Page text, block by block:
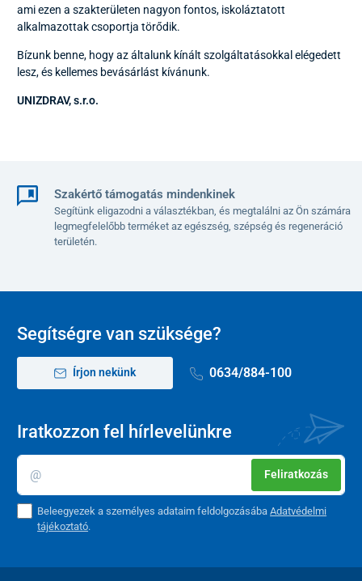
ami ezen a szakterületen nagyon fontos, iskoláztatott
alkalmazottak csoportja törődik.
Bízunk benne, hogy az általunk kínált szolgáltatásokkal elégedett
lesz, és kellemes bevásárlást kívánunk.
UNIZDRAV, s.r.o.
Szakértő támogatás mindenkinek
Segítünk eligazodni a választékban, és megtalálni az Ön számára
legmegfelelőbb terméket az egészség, szépség és regeneráció
területén.
Segítségre van szüksége?
Írjon nekünk 0634/884-100
Iratkozzon fel hírlevelünkre
Feliratkozás
Beleegyezek a személyes adataim feldolgozásábaAdatvédelmi
tájékoztató.